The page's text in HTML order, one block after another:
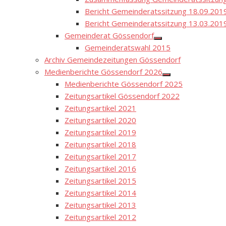
Bericht Gemeinderatssitzung
Bericht Gemeinderatssitzung
Gemeinderat Gössendorf
Show
sub
menu
Gemeinderatswahl 2015
Archiv Gemeindezeitungen Gössendorf
Medienberichte Gössendorf 2026
Show
sub
menu
Medienberichte Gössendorf 2025
Zeitungsartikel Gössendorf 2022
Zeitungsartikel 2021
Zeitungsartikel 2020
Zeitungsartikel 2019
Zeitungsartikel 2018
Zeitungsartikel 2017
Zeitungsartikel 2016
Zeitungsartikel 2015
Zeitungsartikel 2014
Zeitungsartikel 2013
Zeitungsartikel 2012